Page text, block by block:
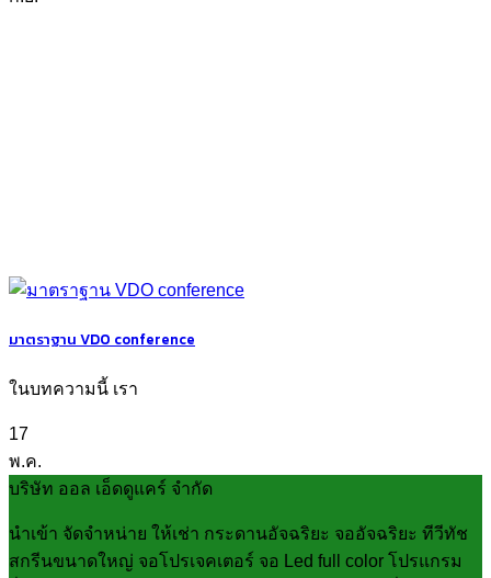
มาตราฐาน VDO conference
ในบทความนี้ เรา
17
พ.ค.
บริษัท ออล เอ็ดดูแคร์ จำกัด
นำเข้า จัดจำหน่าย ให้เช่า กระดานอัจฉริยะ จออัจฉริยะ ทีวีทัช
สกรีนขนาดใหญ่ จอโปรเจคเตอร์ จอ Led full color โปรแกรม